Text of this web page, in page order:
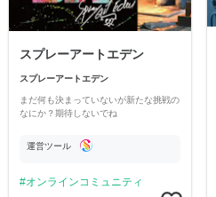
スプレーアートエデン
スプレーアートエデン
まだ何も決まっていないが新たな挑戦の
なにか？期待しないでね
運営ツール
オンラインコミュニティ